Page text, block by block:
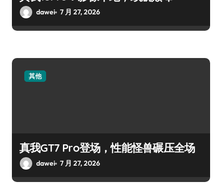
dawei 7 月 27, 2026
其他
真我GT7 Pro登场，性能怪兽碾压全场
dawei 7 月 27, 2026